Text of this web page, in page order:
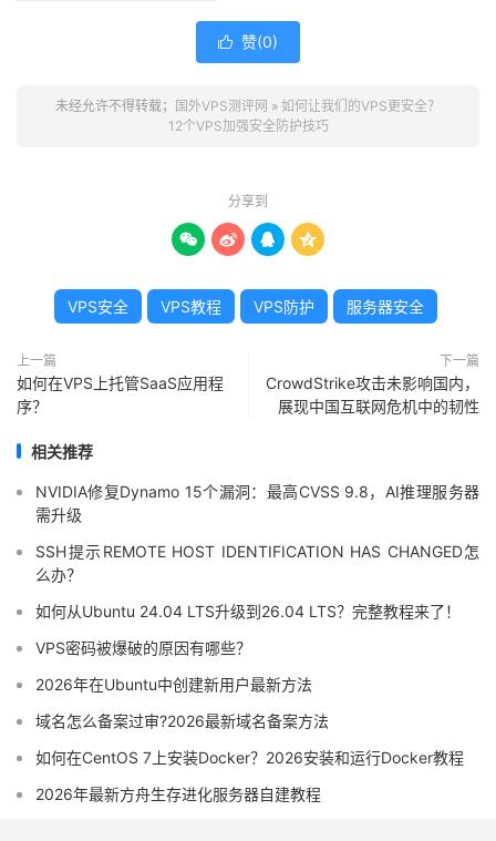
 赞(0)
未经允许不得转载； 国外VPS测评网 » 如何让我们的VPS更安全？
12个VPS加强安全防护技巧
分享到
   
VPS安全 VPS教程 VPS防护 服务器安全
上一篇
如何在VPS上托管SaaS应用程
序？
下一篇
CrowdStrike攻击未影响国内，
展现中国互联网危机中的韧性
相关推荐
NVIDIA修复Dynamo 15个漏洞：最高CVSS 9.8，AI推理服务器
需升级
SSH提示REMOTE HOST IDENTIFICATION HAS CHANGED怎
么办？
如何从Ubuntu 24.04 LTS升级到26.04 LTS？完整教程来了！
VPS密码被爆破的原因有哪些？
2026年在Ubuntu中创建新用户最新方法
域名怎么备案过审?2026最新域名备案方法
如何在CentOS 7上安装Docker？2026安装和运行Docker教程
2026年最新方舟生存进化服务器自建教程